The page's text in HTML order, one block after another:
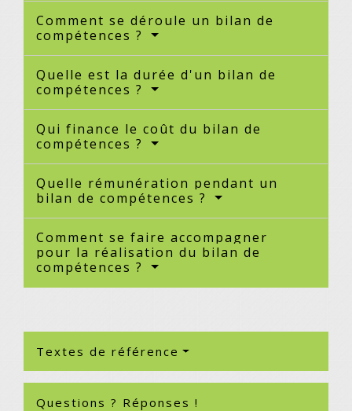
Comment se déroule un bilan de
compétences ?
Quelle est la durée d'un bilan de
compétences ?
Qui finance le coût du bilan de
compétences ?
Quelle rémunération pendant un
bilan de compétences ?
Comment se faire accompagner
pour la réalisation du bilan de
compétences ?
Textes de référence
Questions ? Réponses !